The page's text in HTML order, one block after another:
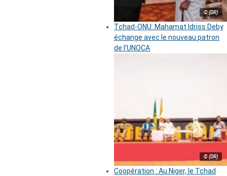
© (DR)
Tchad-ONU: Mahamat Idriss Deby
échange avec le nouveau patron
de l’UNOCA
© (DR)
Coopération : Au Niger, le Tchad